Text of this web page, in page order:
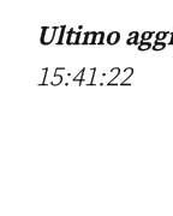
Ultimo
15:41:22